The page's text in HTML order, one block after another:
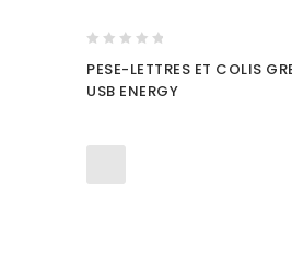
out
of
PESE-LETTRES ET COLIS
USB ENERGY